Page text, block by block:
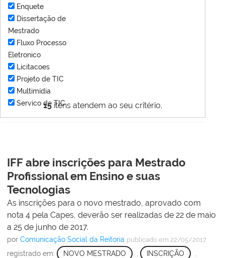
15 itens atendem ao seu critério.
Enquete
Dissertação de
Mestrado
Fluxo Processo
Eletronico
Licitacoes
Projeto de TIC
Multimídia
Servico de TIC
IFF abre inscrições para Mestrado
Profissional em Ensino e suas
Tecnologias
As inscrições para o novo mestrado, aprovado com
nota 4 pela Capes, deverão ser realizadas de 22 de maio
a 25 de junho de 2017.
por Comunicação Social da Reitoria publicado em 22/05/2017
registrado em: NOVO MESTRADO INSCRIÇÃO